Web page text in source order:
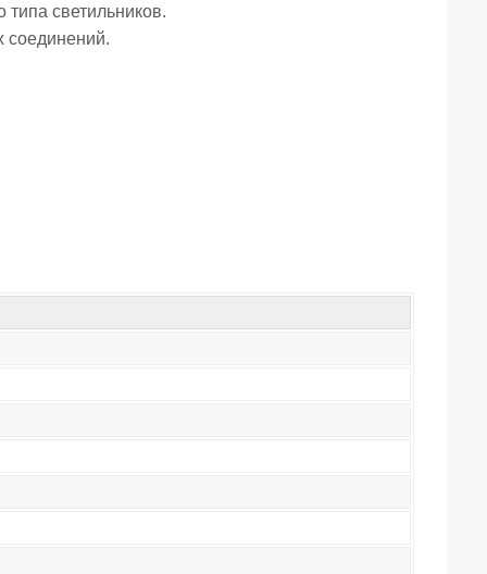
светильников.
соединений.